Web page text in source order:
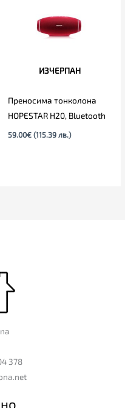
ИЗЧЕРПАН
Преносима тонколона
HOPESTAR H20, Bluetooth
59.00€ (115.39 лв.)
378